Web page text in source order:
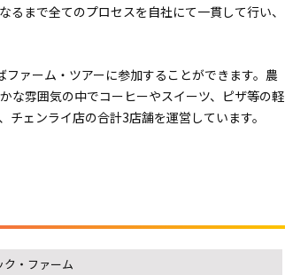
まで全てのプロセスを自社にて一貫して行い、
ァーム・ツアーに参加することができます。農
な雰囲気の中でコーヒーやスイーツ、ピザ等の軽
ェンライ店の合計3店舗を運営しています。
・ファーム